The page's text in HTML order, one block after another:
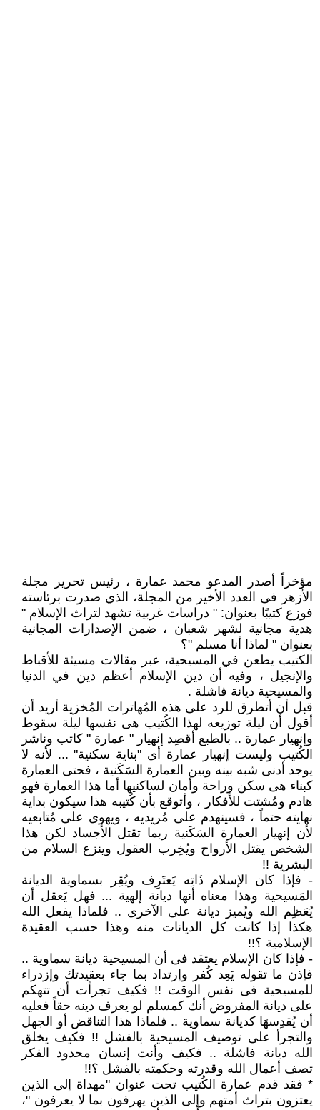
مؤخراً أصدر المدعو محمد عمارة ، رئيس تحرير مجلة
الأزهر فى العدد الأخير من المجلة، الذي صدرت برئاسته
فوزع كتيبًا بعنوان: " دراسات غربية تشهد لتراث الإسلام "
هدية مجانية لشهر شعبان ، ضمن الإصدارات المجانية
بعنوان " لماذا أنا مسلم "؟
الكتيب يطعن في المسيحية، عبر مقالات مسيئة للأقباط
والإنجيل ، وفيه أن دين الإسلام أعظم دين في الدنيا
والمسيحية ديانة فاشلة .
قبل أن أتطرق للرد على هذه المُهاترات المُخزية أريد أن
أقول أن ليلة توزيعه لهذا الكُتيب هى نفسها ليلة سقوط
وإنهيار عمارة .. بالطبع أقصِد إنهيار " عمارة " كاتب وناشر
الكُتيب وليست إنهيار عمارة أى "بناية سكنية" ... لأنه لا
يوجد أدنى شبه بينه وبين العمارة السَكَنية ، فحتى العمارة
كبناء هى سكن وراحة وأمان لساكنيها أما هذا العمارة فهو
هادم ومُشتت للأفكار ، وأتوقع بأن كُتيبه هذا سيكون بداية
نهايته حتماً ، فسينهدم على مُريديه ، ويهوى على مُتابعيه
لأن إنهيار العمارة السَكَنية ربما تقتل الأجساد لكن هذا
الشخص يقتل الأرواح ويُخِرب العقول وينزع السلام من
البشرية !!
- فإذا كان الإسلام ذَاتِه يَعتَرِف ويُقِر بسماوية الديانة
المَسيحية وهذا معناه أنها ديانة إلهية ... فهل يَعقل أن
يُعَظِم الله ويُميز ديانة على الآخرى .. فلماذا يفعل الله
هكذا إذا كانت كل الديانات منه وهذا حسب العقيدة
الإسلامية ؟!!
- فإذا كان الإسلام يعتقد فى أن المسيحية ديانة سماوية ..
فإذن ما تقوله يَعِد كُفر وإرتداد بما جاء بعقيدتك وإزدراء
للمسيحية فى نفس الوقت !! فكيف تجرأت أن تتهكم
على ديانة المفروض أنك كمسلم لو يعرف دينه حقاً فعليه
أن يُقدِسهَا كديانة سماوية .. فلماذا هذا التناقض أو الجهل
والتجرأ على توصيف المسيحية بالفشل !! فكيف يخلق
الله ديانة فاشلة .. فكيف وأنت إنسان محدود الفكر
تصف أعمال الله وقدرته وحكمته بالفشل ؟!!
* فقد قدم عمارة الكُتيب تحت عنوان "مهداة إلى الذين
يعتزون بتراث أمتهم وإلى الذين يهرفون بما لا يعرفون "،